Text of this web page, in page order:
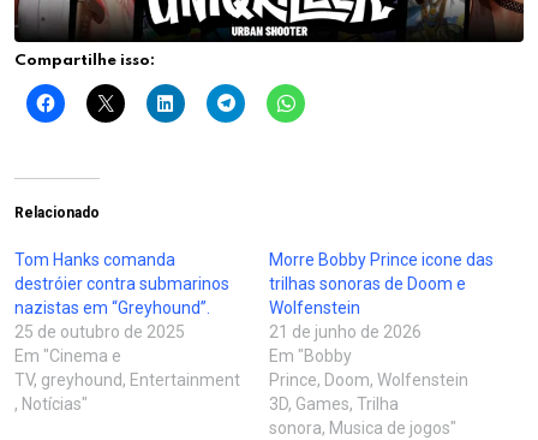
Compartilhe isso:
Relacionado
Tom Hanks comanda
destróier contra submarinos
nazistas em “Greyhound”.
25 de outubro de 2025
Em "Cinema e
TV, greyhound, Entertainment
, Notícias"
Morre Bobby Prince icone das
trilhas sonoras de Doom e
Wolfenstein
21 de junho de 2026
Em "Bobby
Prince, Doom, Wolfenstein
3D, Games, Trilha
sonora, Musica de jogos"